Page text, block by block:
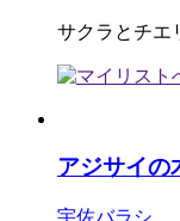
サクラとチエ
アジサイの
宇佐バラシ